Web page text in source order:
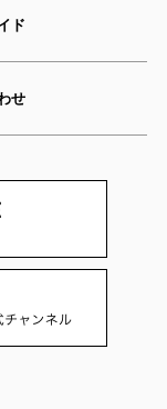
ド
せ